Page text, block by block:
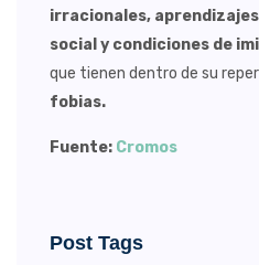
irracionales,
social y condiciones de
que tienen dentro de su
fobias.
Fuente: Cromos
Post Tags